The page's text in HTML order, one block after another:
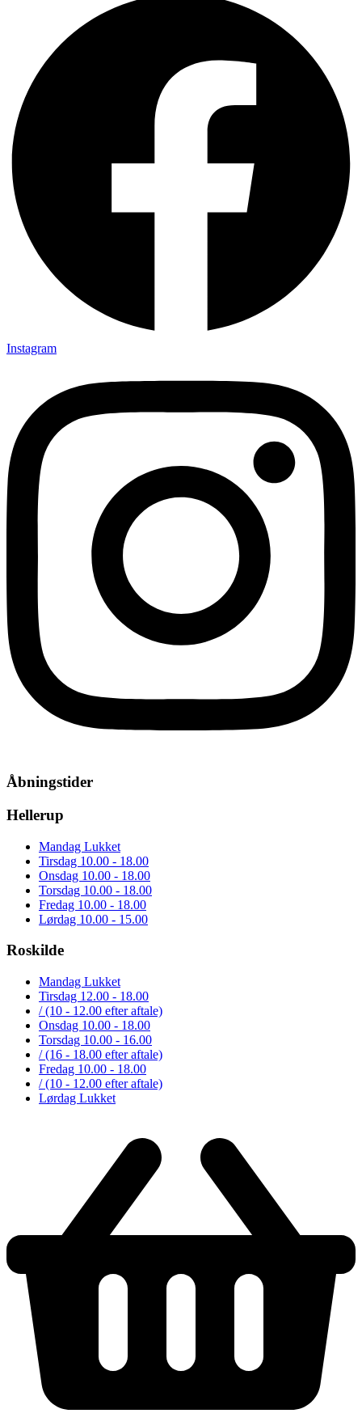
Instagram
Åbningstider
Hellerup
Mandag Lukket
Tirsdag 10.00 - 18.00
Onsdag 10.00 - 18.00
Torsdag 10.00 - 18.00
Fredag 10.00 - 18.00
Lørdag 10.00 - 15.00
Roskilde
Mandag Lukket
Tirsdag 12.00 - 18.00
/(10 - 12.00 efter aftale)
Onsdag 10.00 - 18.00
Torsdag 10.00 - 16.00
/(16 - 18.00 efter aftale)
Fredag 10.00 - 18.00
/(10 - 12.00 efter aftale)
Lørdag Lukket